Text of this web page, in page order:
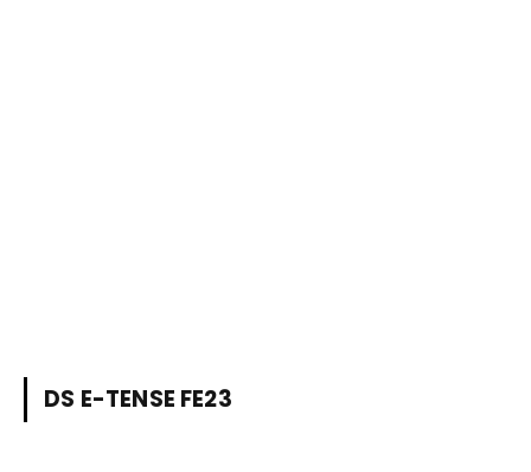
DS E-TENSE FE23